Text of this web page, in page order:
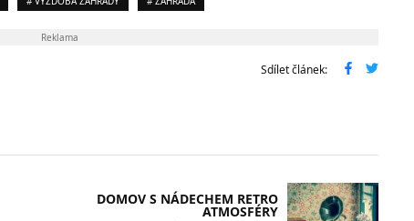
Reklama
Sdílet článek:
DOMOV S NÁDECHEM RETRO
ATMOSFÉRY